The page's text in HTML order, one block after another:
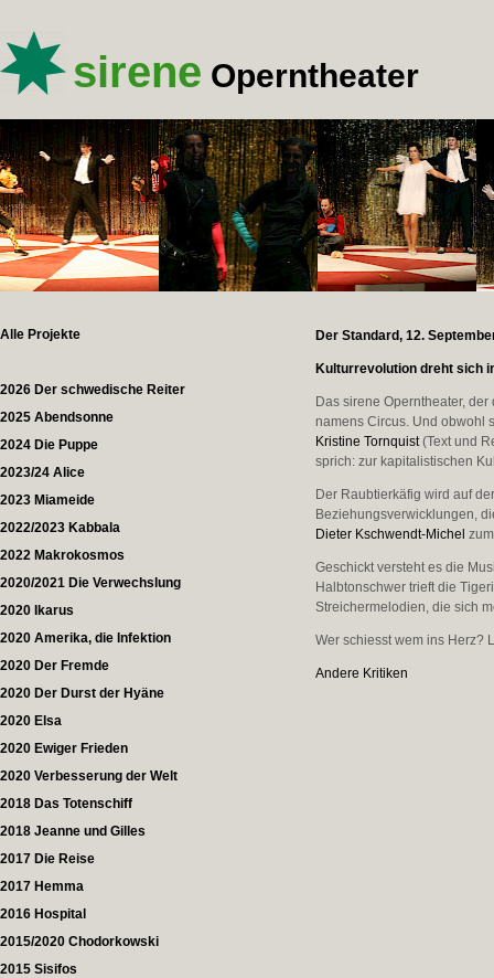
sirene Operntheater
Alle Projekte
2026 Der schwedische Reiter
2025 Abendsonne
2024 Die Puppe
2023/24 Alice
2023 Miameide
2022/2023 Kabbala
2022 Makrokosmos
2020/2021 Die Verwechslung
2020 Ikarus
2020 Amerika, die Infektion
2020 Der Fremde
2020 Der Durst der Hyäne
2020 Elsa
2020 Ewiger Frieden
2020 Verbesserung der Welt
2018 Das Totenschiff
2018 Jeanne und Gilles
2017 Die Reise
2017 Hemma
2016 Hospital
2015/2020 Chodorkowski
2015 Sisifos
Der Standard, 12.
Kulturrevolution dreht sich
Das sirene Operntheater,
namens Circus. Und obwohl
Kristine Tornquist(Text und
sprich: zur kapitalistischen
Der Raubtierkäfig wird auf
Beziehungsverwicklungen,
Dieter Kschwendt-Michel
Geschickt versteht es die
Halbtonschwer trieft die
Streichermelodien, die sich
Wer schiesst wem ins Herz?
Andere Kritiken